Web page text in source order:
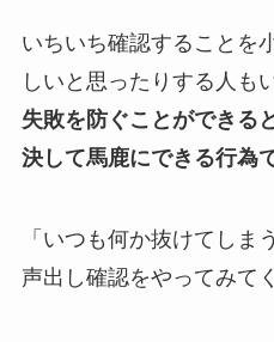
いちいち確認することを
しいと思ったりする人も
失敗を防ぐことができる
決して馬鹿にできる行為
「いつも何か抜けてしま
声出し確認をやってみて